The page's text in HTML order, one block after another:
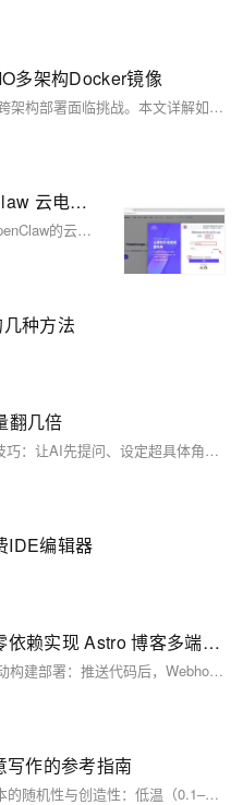
多架构Docker镜像
MinIO官方停供预编译Docker镜像，跨架构部署面临挑战。本文详解如何自主备份amd64/arm64双架构MinIO镜像，含打标、推送、清单创建四步实操，并提供已打包的多架构镜像直拉方案。（239字）
从工具到“数字员工”：OpenClaw 云电脑部署与未来形态思考
本文详解如何通过阿里云部署预装OpenClaw的云电脑——即开即用的Docker容器，含桌面环境、Chrome、拼音输入法及自动备份/纯净启动等特性，全程图文指引，零配置快速体验。
种方法
翻几倍
本文分享8个提升AI问答质量的实用技巧：让AI先提问、设定超具体角色、明确受众、展示思考过程、自己开头续写、提供背景信息、多角度求解、反问AI如何提问。核心在于减少AI猜测，用清晰约束换来精准输出——不是AI变聪明了，而是你问得更准了。（239字）
IDE编辑器
Gitea Webhook 自动部署：零依赖实现 Astro 博客多端同步发布
该工具实现Gitea触发的Astro博客自动构建部署：推送代码后，Webhook服务自动拉取、安装依赖、构建并更新Nginx站点。零依赖、异步响应、systemd守护，彻底告别SSH手动操作。（239字）
作的参考指南
AI大模型中，“温度”参数调控生成文本的随机性与创造性：低温（0.1–0.4）保准确，适合医疗、编程等严谨场景；高温（0.7–1.2）促多样，助力创意写作、小说、锐评等任务。合理调温，平衡“靠谱”与“有趣”。